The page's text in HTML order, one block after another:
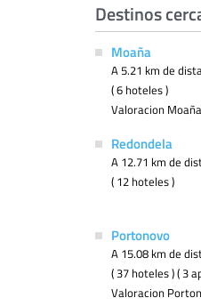
Destinos
Moaña
A 5.21 km de
( 6 hoteles )
Valoracion Moaña
Redondela
A 12.71 km de
( 12 hoteles )
Portonovo
A 15.08 km de
( 37 hoteles ) ( 3
Valoracion